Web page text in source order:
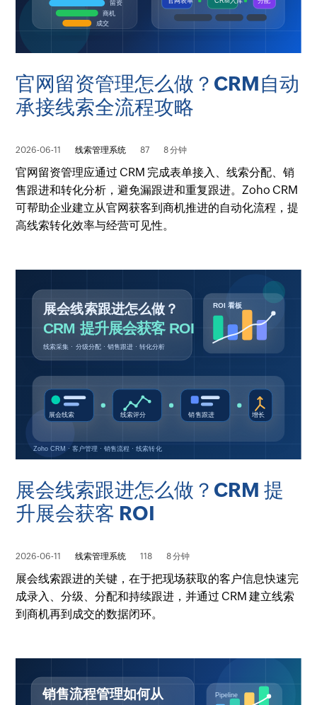
官网留资管理怎么做？CRM自动
承接线索全流程攻略
2026-06-11 线索管理系统 87 8 分钟
官网留资管理应通过 CRM 完成表单接入、线索分配、销
售跟进和转化分析，避免漏跟进和重复跟进。Zoho CRM
可帮助企业建立从官网获客到商机推进的自动化流程，提
高线索转化效率与经营可见性。
展会线索跟进怎么做？CRM 提
升展会获客 ROI
2026-06-11 线索管理系统 118 8 分钟
展会线索跟进的关键，在于把现场获取的客户信息快速完
成录入、分级、分配和持续跟进，并通过 CRM 建立线索
到商机再到成交的数据闭环。